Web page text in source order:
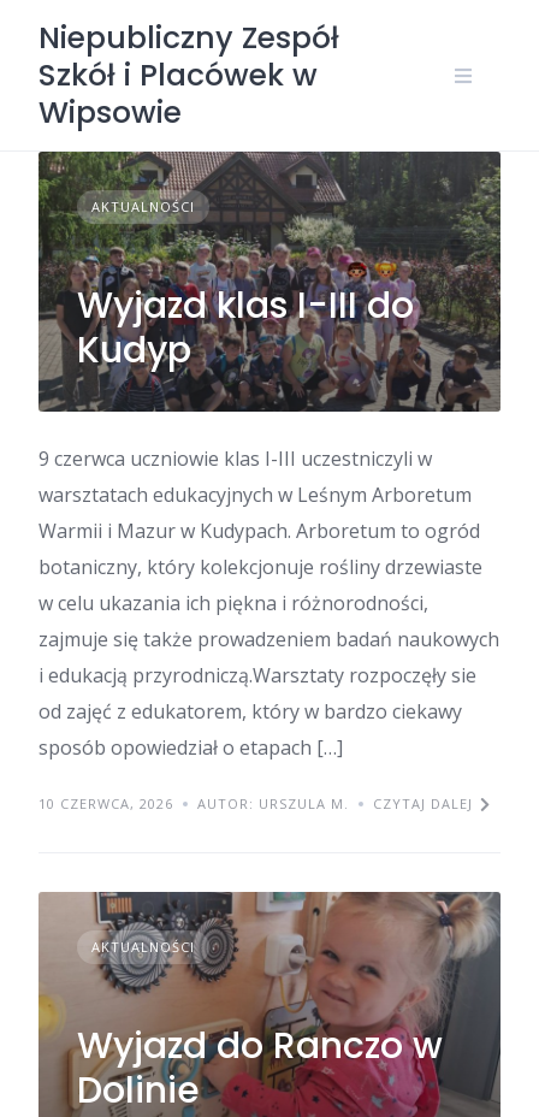
content
Niepubliczny Zespół
Szkół i Placówek w
Wipsowie
AKTUALNOŚCI
Wyjazd klas I-III do
Kudyp
9 czerwca uczniowie klas I-III uczestniczyli w
warsztatach edukacyjnych w Leśnym Arboretum
Warmii i Mazur w Kudypach. Arboretum to ogród
botaniczny, który kolekcjonuje rośliny drzewiaste
w celu ukazania ich piękna i różnorodności,
zajmuje się także prowadzeniem badań naukowych
i edukacją przyrodniczą.Warsztaty rozpoczęły sie
od zajęć z edukatorem, który w bardzo ciekawy
sposób opowiedział o etapach […]
10 CZERWCA, 2026 AUTOR: URSZULA M. CZYTAJ DALEJ
AKTUALNOŚCI
Wyjazd do Ranczo w
Dolinie